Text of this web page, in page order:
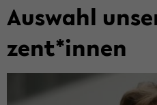
Aus­wahl
zent*innen